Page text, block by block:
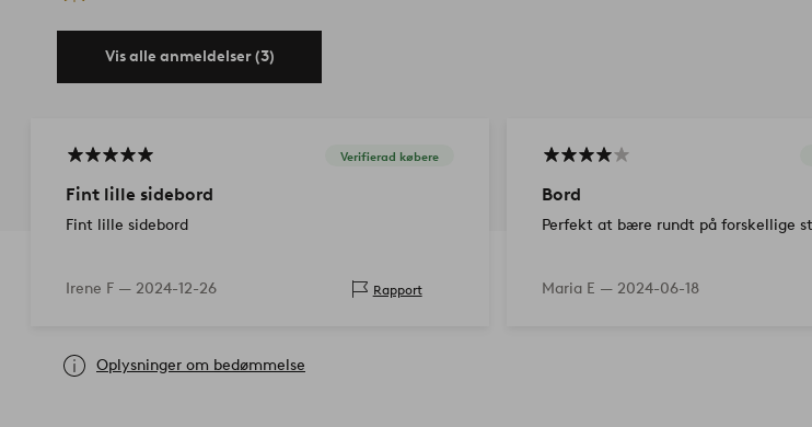
Vis alle anmeldelser (3)
Verifierad købere
Fint lille sidebord
Fint lille sidebord
Irene F — 2024-12-26 Rapport
Bord
Perfekt at bære rundt på forskellige
Maria E — 2024-06-18
Oplysninger om bedømmelse